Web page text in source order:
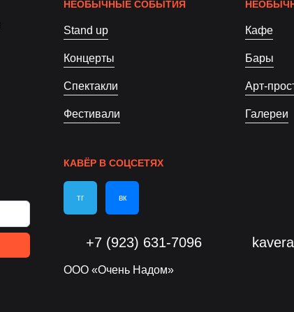
НЕОБЫЧНЫЕ СОБЫТИЯ
Stand up
Концерты
Спектакли
Фестивали
Кафе
Бары
Арт-
Галереи
КАВЁР В СОЦСЕТЯХ
тг вк
+7 (923) 631-7096
ООО «Очень Надом»